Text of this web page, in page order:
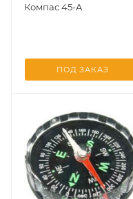
Компас 45-A
ПОД ЗАКАЗ